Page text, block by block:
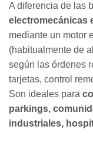
A diferencia de las
electromecánicas
mediante un motor
(habitualmente de
según las órdenes
tarjetas, control
Son ideales para
parkings,
industriales,